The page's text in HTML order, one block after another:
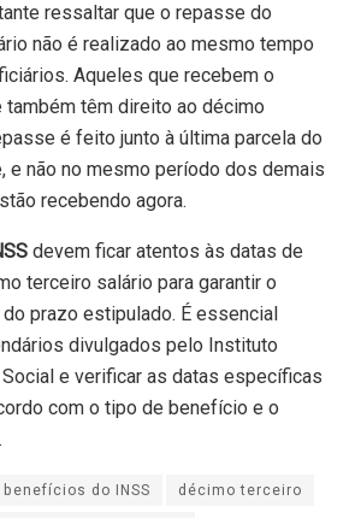
ressaltar que o repasse do
não é realizado ao mesmo tempo
Aqueles que recebem o
também têm direito ao décimo
é feito junto à última parcela do
e não no mesmo período dos demais
recebendo agora.
devem ficar atentos às datas de
terceiro salário para garantir o
prazo estipulado. É essencial
divulgados pelo Instituto
Social e verificar as datas específicas
com o tipo de benefício e o
benefícios do INSS
décimo terceiro